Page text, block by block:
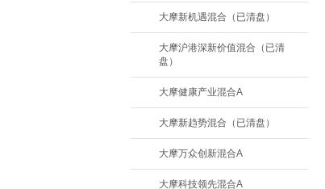
大摩新机遇混合（已清盘）
大摩沪港深新价值混合（已清
盘）
大摩健康产业混合A
大摩新趋势混合（已清盘）
大摩万众创新混合A
大摩科技领先混合A